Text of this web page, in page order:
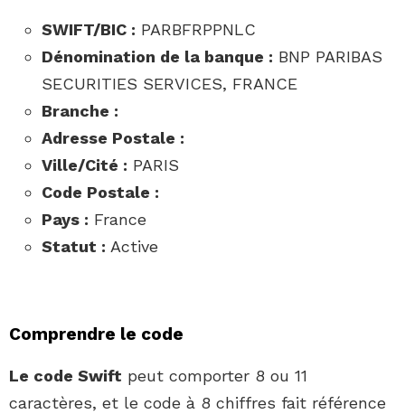
SWIFT/BIC : PARBFRPPNLC
Dénomination de la banque : BNP PARIBAS
SECURITIES SERVICES, FRANCE
Branche :
Adresse Postale :
Ville/Cité : PARIS
Code Postale :
Pays : France
Statut : Active
Comprendre le code
Le code Swift peut comporter 8 ou 11
caractères, et le code à 8 chiffres fait référence